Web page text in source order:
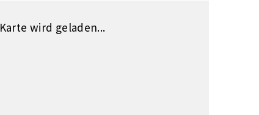
Karte wird geladen...